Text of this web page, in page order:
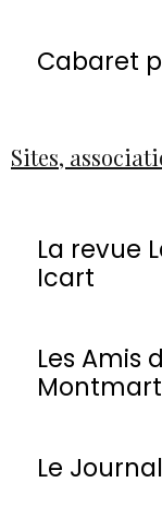
Cabaret
Sites,
La revue
Icart
Les Amis
Le